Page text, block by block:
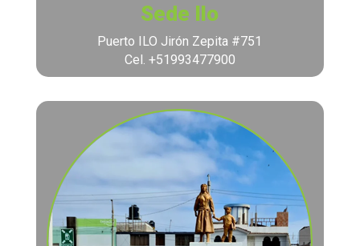
Sede Ilo
Puerto ILO Jirón Zepita #751
Cel. +51993477900